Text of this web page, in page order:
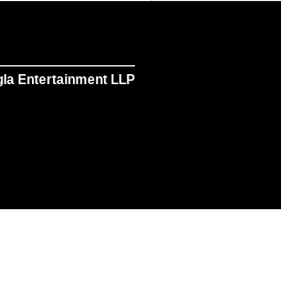
Entertainment LLP